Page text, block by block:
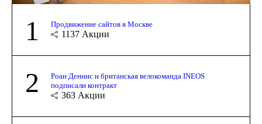
1 Продвижение сайтов в Москве
1137 Акции
2
Роан Деннис и британская велокоманда INEOS
подписали контракт
363 Акции